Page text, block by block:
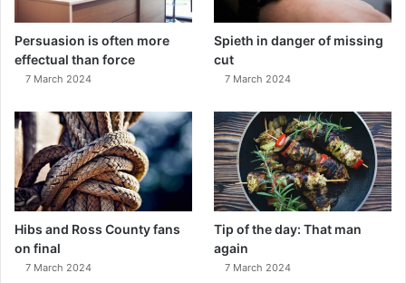
Persuasion is often more
effectual than force
7 March 2024
Spieth in danger of missing
cut
7 March 2024
Hibs and Ross County fans
on final
7 March 2024
Tip of the day: That man
again
7 March 2024